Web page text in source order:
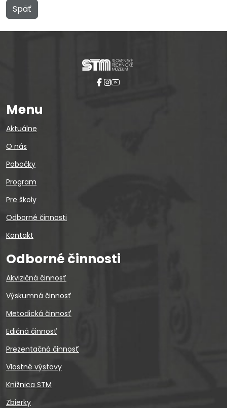
Späť
Menu
Aktuálne
O nás
Pobočky
Program
Pre školy
Odborné činnosti
Kontakt
Odborné činnosti
Akvizičná činnosť
Výskumná činnosť
Metodická činnosť
Edičná činnosť
Prezentačná činnosť
Vlastné výstavy
Knižnica STM
Zbierky